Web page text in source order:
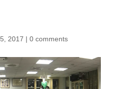
2017 | 0 comments